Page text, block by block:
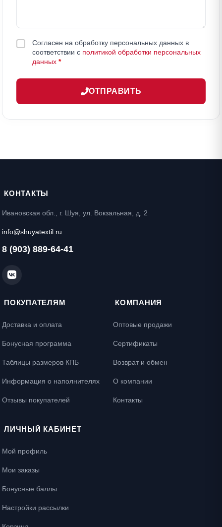
Согласен на обработку персональных данных в
соответствии с политикой обработки персональных
данных *
ОТПРАВИТЬ
КОНТАКТЫ
Ивановская обл., г. Шуя, ул. Вокзальная, д. 2
info@shuyatextil.ru
8 (903) 889-64-41
ПОКУПАТЕЛЯМ
Доставка и оплата
Бонусная программа
Таблицы размеров КПБ
Информация о наполнителях
Отзывы покупателей
КОМПАНИЯ
Оптовые продажи
Сертификаты
Возврат и обмен
О компании
Контакты
ЛИЧНЫЙ КАБИНЕТ
Мой профиль
Мои заказы
Бонусные баллы
Настройки рассылки